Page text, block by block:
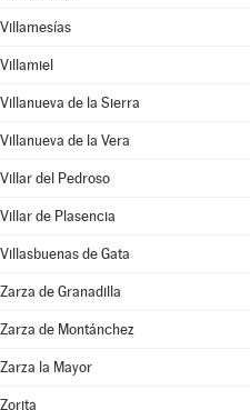
Villamesías
Villamiel
Villanueva de la Sierra
Villanueva de la Vera
Villar del Pedroso
Villar de Plasencia
Villasbuenas de Gata
Zarza de Granadilla
Zarza de Montánchez
Zarza la Mayor
Zorita